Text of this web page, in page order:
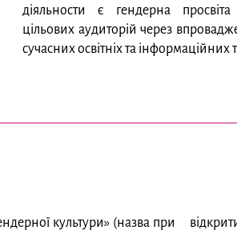
діяльности є гендерна
цільових аудиторій через
сучасних освітніх та інформаційних
культури» (назва при